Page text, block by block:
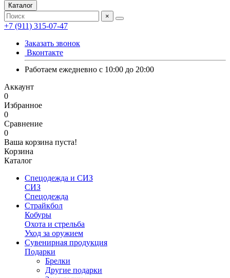
Каталог
×
+7 (911) 315-07-47
Заказать звонок
Вконтакте
Работаем ежедневно с 10:00 до 20:00
Аккаунт
0
Избранное
0
Сравнение
0
Ваша корзина пуста!
Корзина
Каталог
Спецодежда и СИЗ
СИЗ
Спецодежда
Страйкбол
Кобуры
Охота и стрельба
Уход за оружием
Сувенирная продукция
Подарки
Брелки
Другие подарки